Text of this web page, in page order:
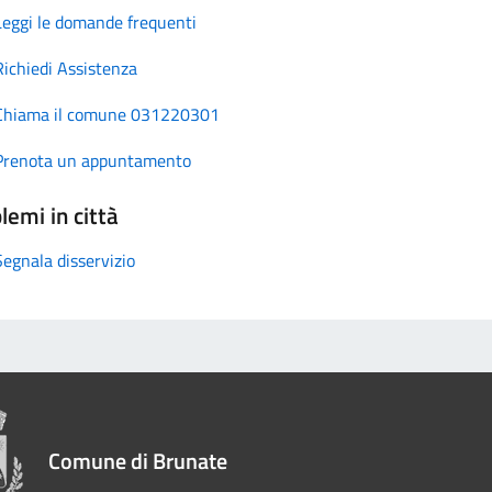
le domande frequenti
Assistenza
il comune 031220301
un appuntamento
in città
disservizio
Comune di Brunate